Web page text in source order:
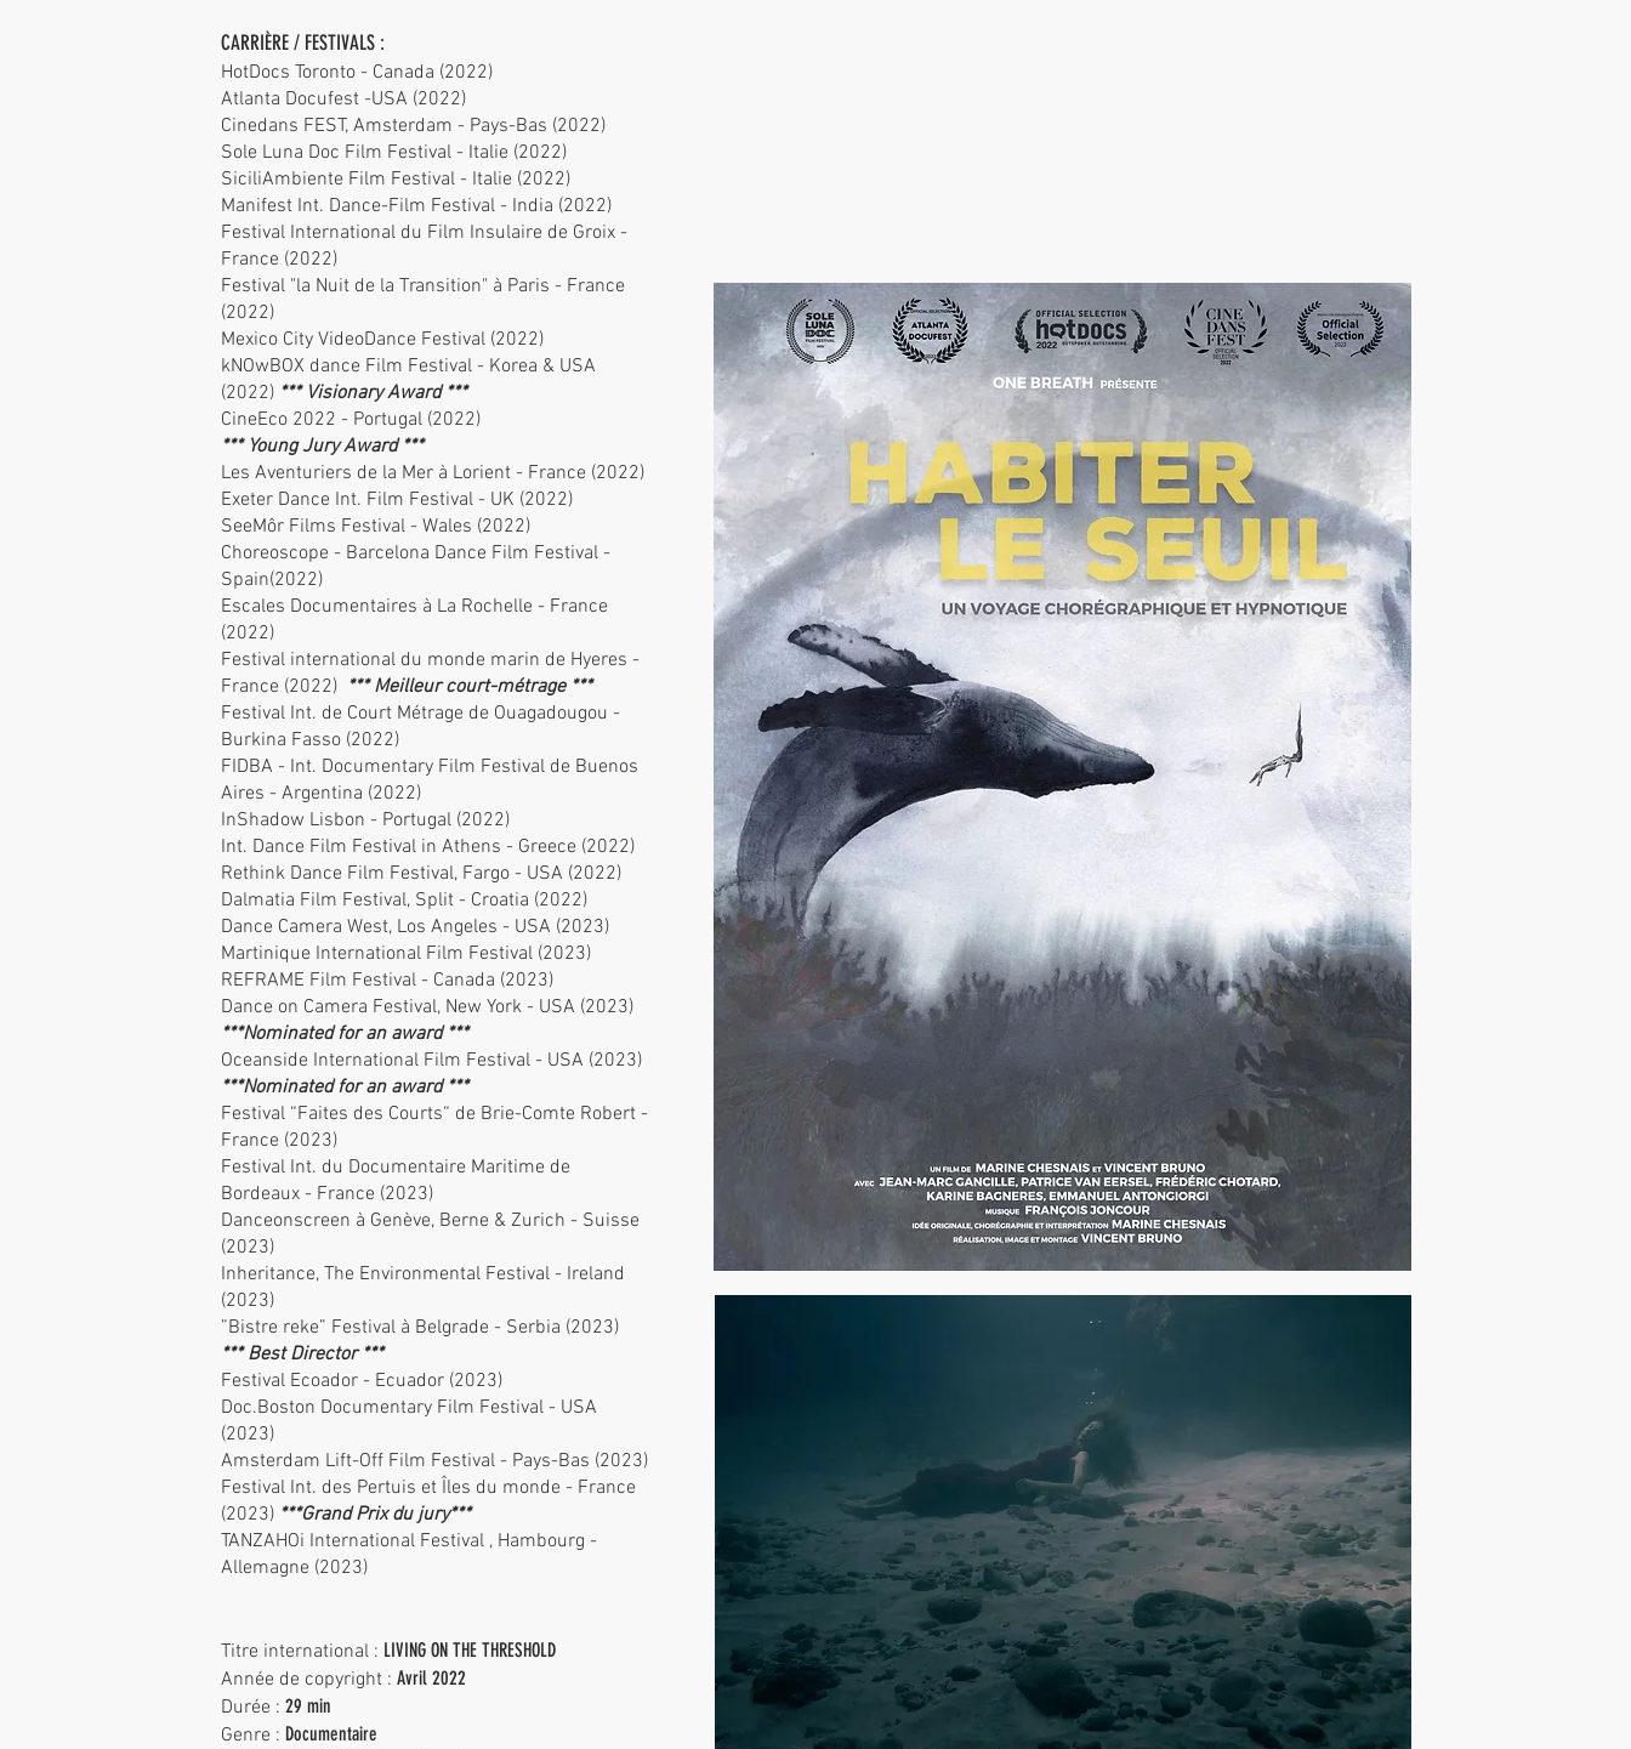
CARRIÈRE / FESTIVALS :
HotDocs Toronto - Canada (2022)
Atlanta Docufest -USA (2022)
Cinedans FEST, Amsterdam - Pays-Bas (2022)
Sole Luna Doc Film Festival - Italie (2022)
SiciliAmbiente Film Festival - Italie (2022)
Manifest Int. Dance-Film Festival - India (2022)
Festival International du Film Insulaire de Groix -
France (2022)
Festival "la Nuit de la Transition" à Paris - France
(2022)
Mexico City VideoDance Festival (2022)
kNOwBOX dance Film Festival - Korea & USA
(2022) *** Visionary Award ***
CineEco 2022 - Portugal (2022)
*** Young Jury Award ***
Les Aventuriers de la Mer à Lorient - France (2022)
Exeter Dance Int. Film Festival - UK (2022)
SeeMôr Films Festival - Wales (2022)
Choreoscope - Barcelona Dance Film Festival -
Spain(2022)
Escales Documentaires à La Rochelle - France
(2022)
Festival international du monde marin de Hyeres -
France (2022) *** Meilleur court-métrage ***
Festival Int. de Court Métrage de Ouagadougou -
Burkina Fasso (2022)
FIDBA - Int. Documentary Film Festival de Buenos
Aires - Argentina (2022)
InShadow Lisbon - Portugal (2022)
Int. Dance Film Festival in Athens - Greece (2022)
Rethink Dance Film Festival, Fargo - USA (2022)
Dalmatia Film Festival, Split - Croatia (2022)
Dance Camera West, Los Angeles - USA (2023)
Martinique International Film Festival (2023)
REFRAME Film Festival - Canada (2023)
Dance on Camera Festival, New York - USA (2023)
***Nominated for an award ***
Oceanside International Film Festival - USA (2023)
***Nominated for an award ***
Festival “Faites des Courts“ de Brie-Comte Robert -
France (2023)
Festival Int. du Documentaire Maritime de
Bordeaux - France (2023)
Danceonscreen à Genève, Berne & Zurich - Suisse
(2023)
Inheritance, The Environmental Festival - Ireland
(2023)
”Bistre reke” Festival à Belgrade - Serbia (2023)
*** Best Director ***
Festival Ecoador - Ecuador (2023)
Doc.Boston Documentary Film Festival - USA
(2023)
Amsterdam Lift-Off Film Festival - Pays-Bas (2023)
Festival Int. des Pertuis et Îles du monde - France
(2023) ***Grand Prix du jury***
TANZAHOi International Festival , Hambourg -
Allemagne (2023)
Titre international : LIVING ON THE THRESHOLD
Année de copyright : Avril 2022
Durée : 29 min
Genre : Documentaire